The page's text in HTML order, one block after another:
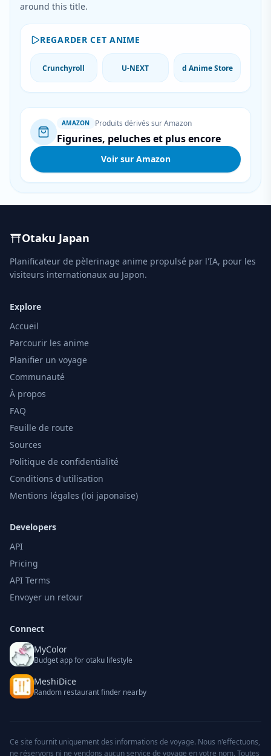
around this title.
REGARDER CET ANIME
Crunchyroll U-NEXT d Anime Store
AMAZON Produits dérivés sur Amazon
Figurines, peluches et plus encore
Voir sur Amazon
Otaku Japan
Planificateur de pèlerinage anime propulsé par l'IA, pour les
visiteurs internationaux au Japon.
Explore
Accueil
Parcourir les anime
Planifier un voyage
Communauté
À propos
FAQ
Feuille de route
Sources
Politique de confidentialité
Conditions d'utilisation
Mentions légales (loi japonaise)
Developers
API
Pricing
API Terms
Envoyer un retour
Connect
MyColor
Budget app for otaku lifestyle
MeshiDice
Random restaurant finder nearby
Ce site fournit uniquement des informations de voyage. Nous n'effectuons,
ne réservons ni ne vendons aucun service de voyage en votre nom. Toutes